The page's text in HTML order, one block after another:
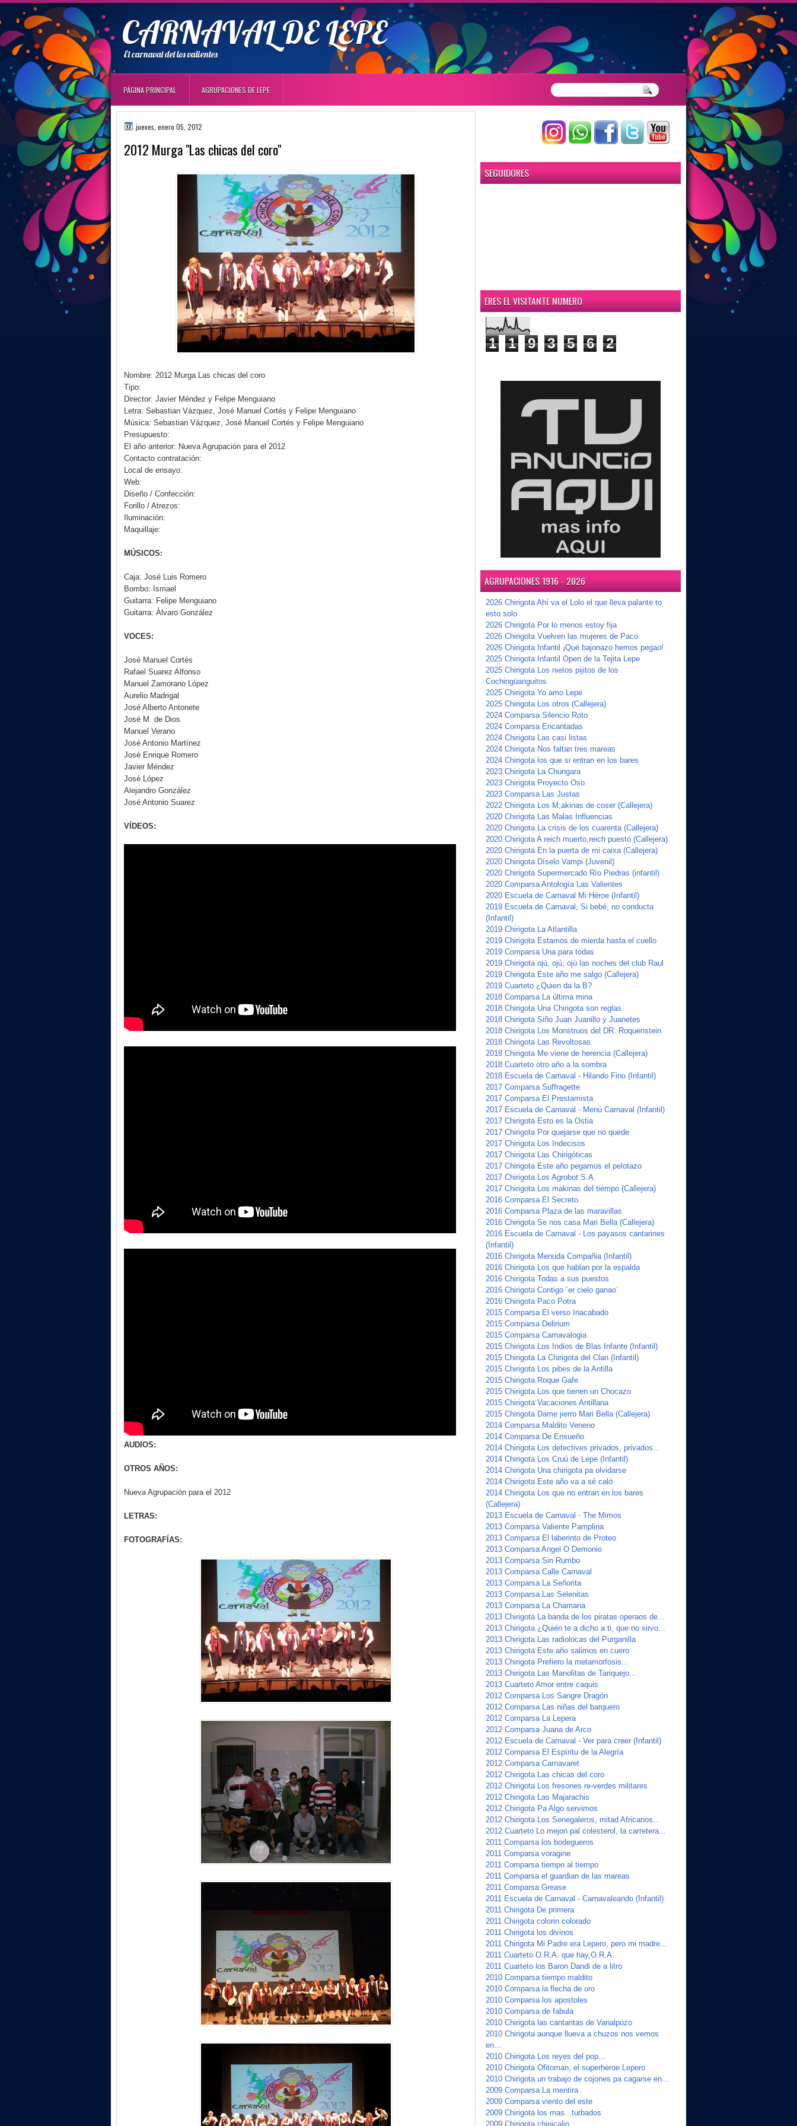
CARNAVAL DE LEPE
El carnaval del los valientes
PÁGINA PRINCIPAL AGRUPACIONES DE LEPE
jueves, enero 05, 2012
2012 Murga "Las chicas del coro"
Nombre: 2012 Murga Las chicas del coro
Tipo:
Director: Javier Méndez y Felipe Menguiano
Letra: Sebastian Vázquez, José Manuel Cortés y Felipe Menguiano
Música: Sebastian Vázquez, José Manuel Cortés y Felipe Menguiano
Presupuesto:
El año anterior: Nueva Agrupación para el 2012
Contacto contratación:
Local de ensayo:
Web:
Diseño / Confección:
Forillo / Atrezos:
Iluminación:
Maquillaje:
MÚSICOS:
Caja: José Luis Romero
Bombo: Ismael
Guitarra: Felipe Menguiano
Guitarra: Álvaro González
VOCES:
José Manuel Cortés
Rafael Suarez Alfonso
Manuel Zamorano López
Aurelio Madrigal
José Alberto Antonete
José M. de Dios
Manuel Verano
José Antonio Martínez
José Enrique Romero
Javier Méndez
José López
Alejandro González
José Antonio Suarez
VÍDEOS:
AUDIOS:
OTROS AÑOS:
Nueva Agrupación para el 2012
LETRAS:
FOTOGRAFÍAS:
SEGUIDORES
ERES EL VISITANTE NUMERO
1 1 9 3 5 6 2
AGRUPACIONES 1916 - 2026
2026 Chirigota Ahí va el Lolo el que lleva palante to
esto solo
2026 Chirigota Por lo menos estoy fija
2026 Chirigota Vuelven las mujeres de Paco
2026 Chirigota Infantil ¡Qué bajonazo hemos pegao!
2025 Chirigota Infantil Open de la Tejita Lepe
2025 Chirigota Los nietos pijitos de los
Cochingüanguitos
2025 Chirigota Yo amo Lepe
2025 Chirigota Los otros (Callejera)
2024 Comparsa Silencio Roto
2024 Comparsa Encantadas
2024 Chirigota Las casi listas
2024 Chirigota Nos faltan tres mareas
2024 Chirigota los que si entran en los bares
2023 Chirigota La Chungara
2023 Chirigota Proyecto Oso
2023 Comparsa Las Justas
2022 Chirigota Los M;akinas de coser (Callejera)
2020 Chirigota Las Malas Influencias
2020 Chirigota La crisis de los cuarenta (Callejera)
2020 Chirigota A reich muerto,reich puesto (Callejera)
2020 Chirigota En la puerta de mi caixa (Callejera)
2020 Chirigota Díselo Vampi (Juvenil)
2020 Chirigota Supermercado Río Piedras (infantil)
2020 Comparsa Antología Las Valientes
2020 Escuela de Carnaval Mi Héroe (Infantil)
2019 Escuela de Carnaval, Si bebé, no conducta
(Infantil)
2019 Chirigota La Atlantilla
2019 Chirigota Estamos de mierda hasta el cuello
2019 Comparsa Una para todas
2019 Chirigota ojú, ojú, ojú las noches del club Raul
2019 Chirigota Este año me salgo (Callejera)
2019 Cuarteto ¿Quien da la B?
2018 Comparsa La última mina
2018 Chirigota Una Chirigota son reglas
2018 Chirigota Siño Juan Juanillo y Juanetes
2018 Chirigota Los Monstruos del DR. Roquenstein
2018 Chirigota Las Revoltosas
2018 Chirigota Me viene de herencia (Callejera)
2018 Cuarteto otro año a la sombra
2018 Escuela de Carnaval - Hilando Fino (Infantil)
2017 Comparsa Suffragette
2017 Comparsa El Prestamista
2017 Escuela de Carnaval - Menú Carnaval (Infantil)
2017 Chirigota Esto es la Ostia
2017 Chirigota Por quejarse que no quede
2017 Chirigota Los Indecisos
2017 Chirigota Las Chirigóticas
2017 Chirigota Este año pegamos el pelotazo
2017 Chirigota Los Agrobot S.A.
2017 Chirigota Los makinas del tiempo (Callejera)
2016 Comparsa El Secreto
2016 Comparsa Plaza de las maravillas
2016 Chirigota Se nos casa Mari Bella (Callejera)
2016 Escuela de Carnaval - Los payasos cantarines
(Infantil)
2016 Chirigota Menuda Compañia (Infantil)
2016 Chirigota Los que hablan por la espalda
2016 Chirigota Todas a sus puestos
2016 Chirigota Contigo `er cielo ganao´
2016 Chirigota Paco Potra
2015 Comparsa El verso Inacabado
2015 Comparsa Delirium
2015 Comparsa Carnavalogia
2015 Chirigota Los Indios de Blas Infante (Infantil)
2015 Chirigota La Chirigota del Clan (Infantil)
2015 Chirigota Los pibes de la Antilla
2015 Chirigota Roque Gafe
2015 Chirigota Los que tienen un Chocazo
2015 Chirigota Vacaciones Antillana
2015 Chirigota Dame jierro Mari Bella (Callejera)
2014 Comparsa Maldito Veneno
2014 Comparsa De Ensueño
2014 Chirigota Los detectives privados, privados...
2014 Chirigota Los Cruú de Lepe (Infantil)
2014 Chirigota Una chirigota pa olvidarse
2014 Chirigota Este año va a sé caló
2014 Chirigota Los que no entran en los bares
(Callejera)
2013 Escuela de Carnaval - The Mimos
2013 Comparsa Valiente Pamplina
2013 Comparsa El laberinto de Proteo
2013 Comparsa Angel O Demonio
2013 Comparsa Sin Rumbo
2013 Comparsa Calle Carnaval
2013 Comparsa La Señorita
2013 Comparsa Las Selenitas
2013 Comparsa La Chamana
2013 Chirigota La banda de los piratas operaos de...
2013 Chirigota ¿Quién te a dicho a ti, que no sirvo...
2013 Chirigota Las radiolocas del Purganilla
2013 Chirigota Este año salimos en cuero
2013 Chirigota Prefiero la metamorfosis...
2013 Chirigota Las Manolitas de Tariquejo...
2013 Cuarteto Amor entre caquis
2012 Comparsa Los Sangre Dragón
2012 Comparsa Las niñas del barquero
2012 Comparsa La Lepera
2012 Comparsa Juana de Arco
2012 Escuela de Carnaval - Ver para creer (Infantil)
2012 Comparsa El Espíritu de la Alegría
2012 Comparsa Carnavaret
2012 Chirigota Las chicas del coro
2012 Chirigota Los fresones re-verdes militares
2012 Chirigota Las Majarachis
2012 Chirigota Pa Algo servimos
2012 Chirigota Los Senegaleros, mitad Africanos...
2012 Cuarteto Lo mejon pal colesterol, la carretera...
2011 Comparsa los bodegueros
2011 Comparsa voragine
2011 Comparsa tiempo al tiempo
2011 Comparsa el guardian de las mareas
2011 Comparsa Grease
2011 Escuela de Carnaval - Carnavaleando (Infantil)
2011 Chirigota De primera
2011 Chirigota colorin colorado
2011 Chirigota los divinos
2011 Chirigota Mi Padre era Lepero, pero mi madre...
2011 Cuarteto O.R.A. que hay,O.R.A.
2011 Cuarteto los Baron Dandi de a litro
2010 Comparsa tiempo maldito
2010 Comparsa la flecha de oro
2010 Comparsa los apostoles
2010 Comparsa de fabula
2010 Chirigota las cantaritas de Vanalpozo
2010 Chirigota aunque llueva a chuzos nos vemos
en...
2010 Chirigota Los reyes del pop...
2010 Chirigota Ofitoman, el superheroe Lepero
2010 Chirigota un trabajo de cojones pa cagarse en...
2009 Comparsa La mentira
2009 Comparsa viento del este
2009 Chirigota los mas...turbados
2009 Chirigota chipicalio